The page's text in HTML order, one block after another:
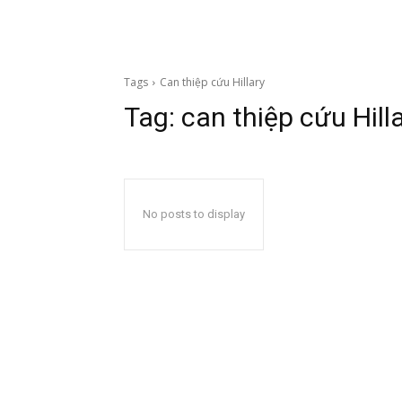
Tags Can thiệp cứu Hillary
Tag: can thiệp cứu
No posts to display